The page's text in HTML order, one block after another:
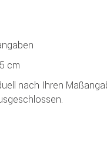
cm
nach Ihren